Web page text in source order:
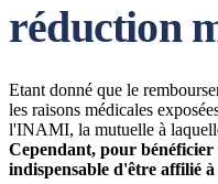
réduction
Etant donné que le
les raisons médicales
l'INAMI, la mutuelle à
Cependant, pour bénéficier
indispensable d'être affilié